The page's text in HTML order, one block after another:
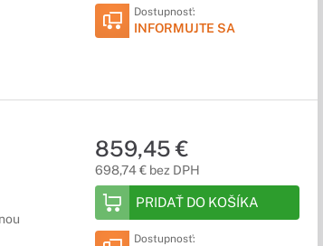
Dostupnosť:
INFORMUJTE SA
859,45 €
698,74 € bez DPH
PRIDAŤ DO KOŠÍKA
Dostupnosť: